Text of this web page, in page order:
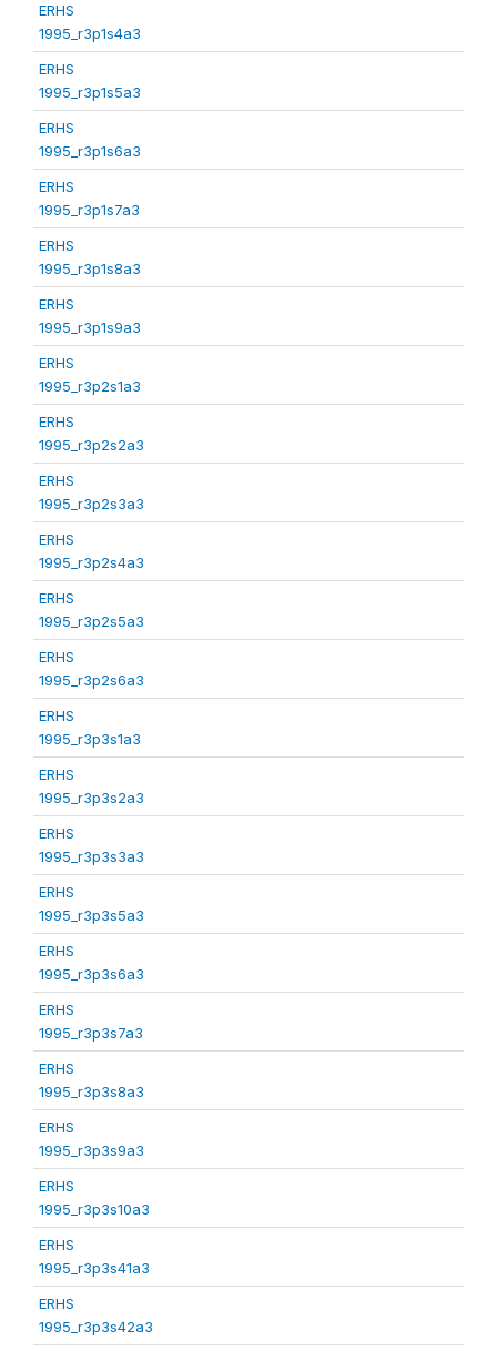
ERHS
1995_r3p1s4a3
ERHS
1995_r3p1s5a3
ERHS
1995_r3p1s6a3
ERHS
1995_r3p1s7a3
ERHS
1995_r3p1s8a3
ERHS
1995_r3p1s9a3
ERHS
1995_r3p2s1a3
ERHS
1995_r3p2s2a3
ERHS
1995_r3p2s3a3
ERHS
1995_r3p2s4a3
ERHS
1995_r3p2s5a3
ERHS
1995_r3p2s6a3
ERHS
1995_r3p3s1a3
ERHS
1995_r3p3s2a3
ERHS
1995_r3p3s3a3
ERHS
1995_r3p3s5a3
ERHS
1995_r3p3s6a3
ERHS
1995_r3p3s7a3
ERHS
1995_r3p3s8a3
ERHS
1995_r3p3s9a3
ERHS
1995_r3p3s10a3
ERHS
1995_r3p3s41a3
ERHS
1995_r3p3s42a3